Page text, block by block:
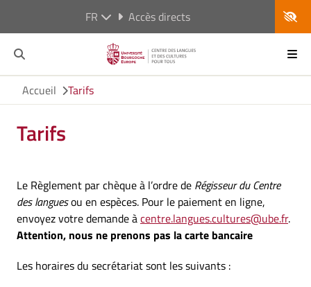
FR Accès directs
Accueil Tarifs
Tarifs
Le Règlement par chèque à l’ordre de Régisseur du Centre
des languesou en espèces. Pour le paiement en ligne,
envoyez votre demande àcentre.langues.cultures@ube.fr.
Attention, nous ne prenons pas la carte bancaire
Les horaires du secrétariat sont les suivants :